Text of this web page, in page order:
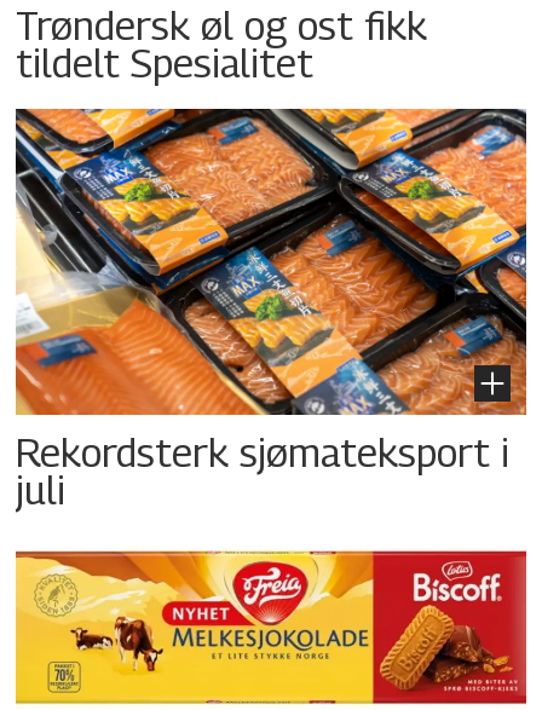
Trøndersk øl og ost fikk
tildelt Spesialitet
Rekordsterk sjømateksport i
juli